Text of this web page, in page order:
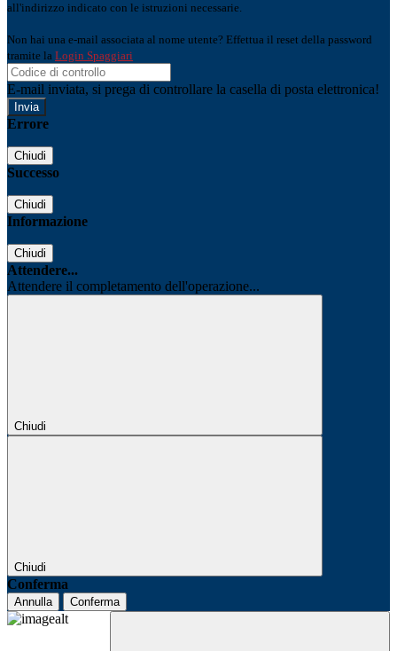
all'indirizzo indicato con le istruzioni necessarie.
Non hai una e-mail associata al nome utente? Effettua il reset della password
tramite la Login Spaggiari
E-mail inviata, si prega di controllare la casella di posta elettronica!
Errore
Chiudi
Successo
Chiudi
Informazione
Chiudi
Attendere...
Attendere il completamento dell'operazione...
Chiudi
Chiudi
Conferma
Annulla Conferma